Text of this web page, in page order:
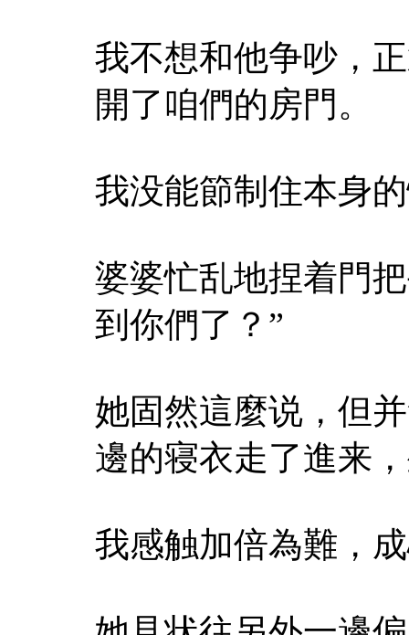
我不想和他争吵，
開了咱們的房門。
我没能節制住本身
婆婆忙乱地捏着門
到你們了？”
她固然這麼说，但
邊的寝衣走了進来
我感触加倍為難，